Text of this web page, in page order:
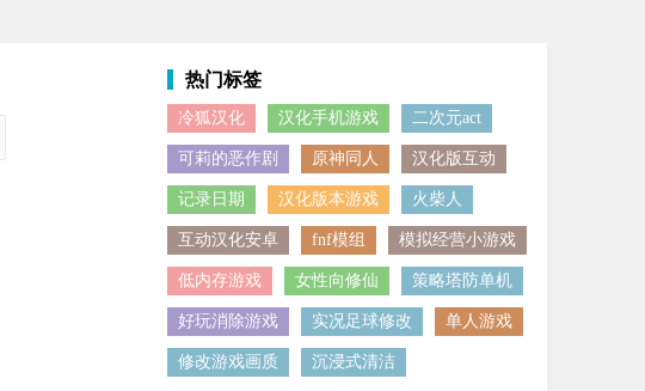
丰富多样的职业角色供玩家挑选，致力于为大家打造独一无二的沉默封神传奇
热门标签
冷狐汉化 汉化手机游戏 二次元act
可莉的恶作剧 原神同人 汉化版互动
记录日期 汉化版本游戏 火柴人
互动汉化安卓 fnf模组 模拟经营小游戏
低内存游戏 女性向修仙 策略塔防单机
好玩消除游戏 实况足球修改 单人游戏
修改游戏画质 沉浸式清洁